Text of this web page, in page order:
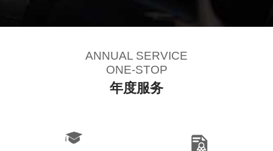
ANNUAL SERVICE
ONE-STOP
年度服务